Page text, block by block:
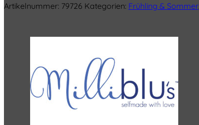
Artikelnummer: 79726 Kategorien: Frühling & Sommer